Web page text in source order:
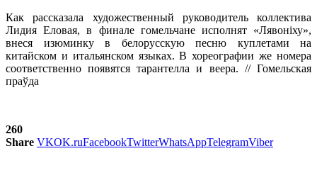
Как рассказала художественный руководитель коллектива
Лидия Еловая, в финале гомельчане исполнят «Лявоніху»,
внеся изюминку в белорусскую песню куплетами на
китайском и итальянском языках. В хореографии же номера
соответственно появятся тарантелла и веера. // Гомельская
праўда
260
Share VKOK.ruFacebookTwitterWhatsAppTelegramViber